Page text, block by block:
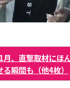
月、直撃取材にほ
る瞬間も（他4枚）